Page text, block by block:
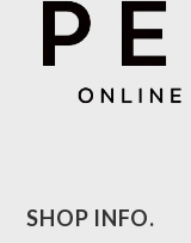
SHOP INFO.